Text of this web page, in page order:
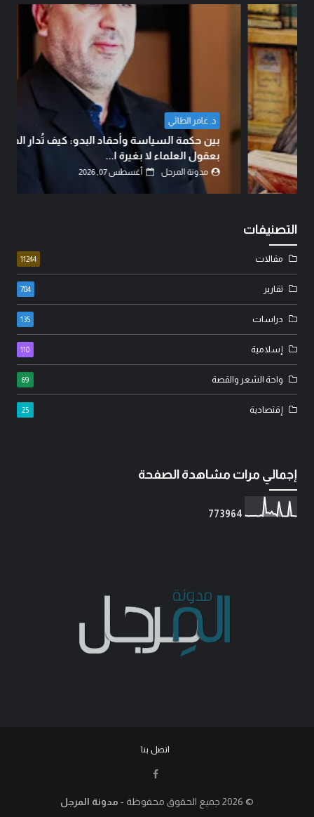
د. عامر الطائي
بين حكمة السياسة وأحقاد البدو: كيف تُدار المعارك
بعقول العلماء لا بغيرة ا...
مدونة المرجل أغسطس 07, 2026
التصنيفات
مقالات 11244
تقارير 784
دراسات 135
إسلامية 110
واحة الشعر والقصة 69
إقتصادية 25
إجمالي مرات مشاهدة الصفحة
773964
اتصل بنا
© 2026 جميع الحقوق محفوظة - مدونة المرجل